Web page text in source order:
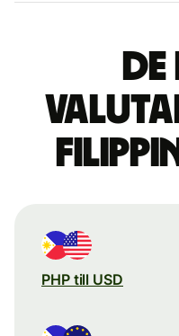
PHP till USD